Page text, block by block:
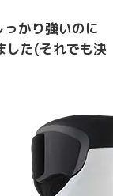
かり強いのに
した(それでも決